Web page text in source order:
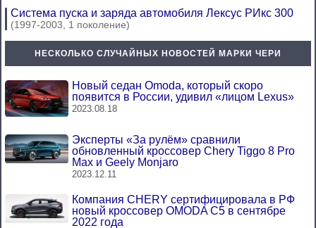
Система пуска и заряда автомобиля Лексус РИкс 300
(1997-2003, 1 поколение)
НЕСКОЛЬКО СЛУЧАЙНЫХ НОВОСТЕЙ МАРКИ ЧЕРИ
Новый седан Omoda, который скоро
появится в России, удивил «лицом Lexus»
2023.08.18
Эксперты «За рулём» сравнили
обновленный кроссовер Chery Tiggo 8 Pro
Max и Geely Monjaro
2023.12.11
Компания CHERY сертифицировала в РФ
новый кроссовер OMODA C5 в сентябре
2022 года